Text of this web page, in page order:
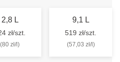
2,8 L
zł/szt.
(80 zł/l)
9,1 L
519 zł/szt.
(57,03 zł/l)